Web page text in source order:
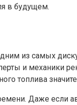
в будущем.
из самых
и механики
топлива
Даже